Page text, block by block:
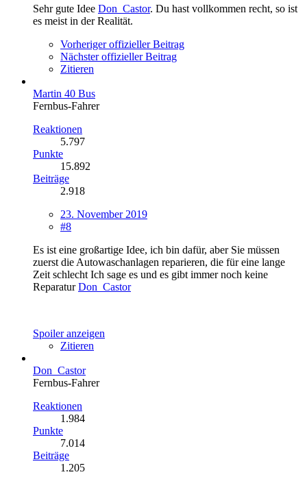
Sehr gute Idee Don_Castor. Du hast vollkommen recht, so ist
es meist in der Realität.
Vorheriger offizieller Beitrag
Nächster offizieller Beitrag
Zitieren
Martin 40 Bus
Fernbus-Fahrer
Reaktionen
5.797
Punkte
15.892
Beiträge
2.918
23. November 2019
#8
Es ist eine großartige Idee, ich bin dafür, aber Sie müssen
zuerst die Autowaschanlagen reparieren, die für eine lange
Zeit schlecht Ich sage es und es gibt immer noch keine
ReparaturDon_Castor
Spoiler anzeigen
Zitieren
Don_Castor
Fernbus-Fahrer
Reaktionen
1.984
Punkte
7.014
Beiträge
1.205